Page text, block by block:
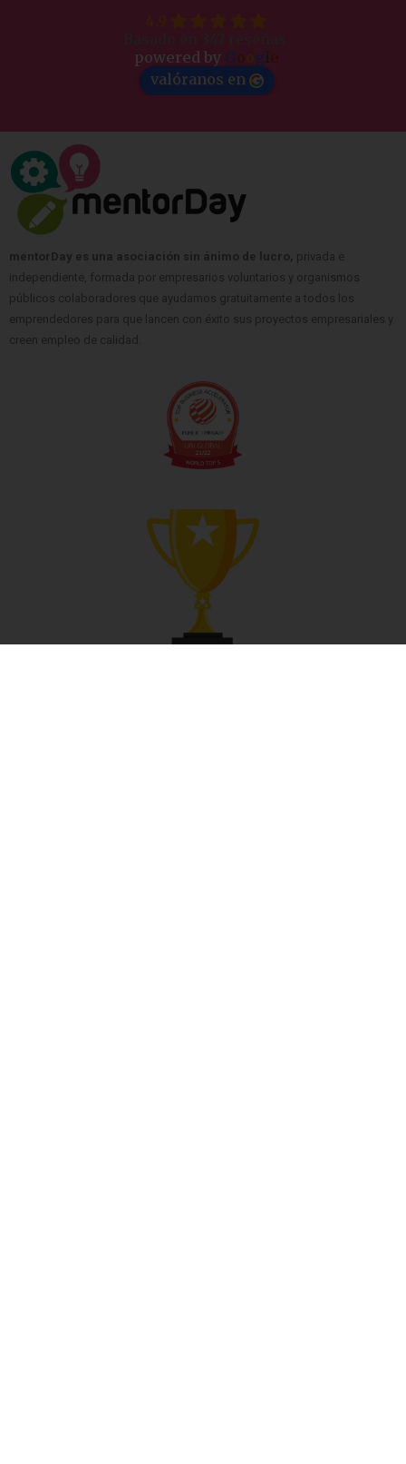
powered by G gl
valóranos en
mentorDay es una asociación sin ánimo de lucro, privada e
independiente, formada por empresarios voluntarios y organismos
públicos colaboradores que ayudamos gratuitamente a todos los
emprendedores para que lancen con éxito sus proyectos empresariales y
creen empleo de calidad.